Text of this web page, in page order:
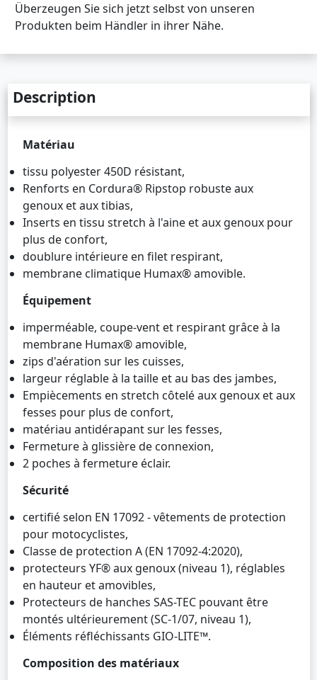
Überzeugen Sie sich jetzt selbst von unseren
Produkten beim Händler in ihrer Nähe.
Description
Matériau
tissu polyester 450D résistant,
Renforts en Cordura® Ripstop robuste aux
genoux et aux tibias,
Inserts en tissu stretch à l'aine et aux genoux pour
plus de confort,
doublure intérieure en filet respirant,
membrane climatique Humax® amovible.
Équipement
imperméable, coupe-vent et respirant grâce à la
membrane Humax® amovible,
zips d'aération sur les cuisses,
largeur réglable à la taille et au bas des jambes,
Empiècements en stretch côtelé aux genoux et aux
fesses pour plus de confort,
matériau antidérapant sur les fesses,
Fermeture à glissière de connexion,
2 poches à fermeture éclair.
Sécurité
certifié selon EN 17092 - vêtements de protection
pour motocyclistes,
Classe de protection A (EN 17092-4:2020),
protecteurs YF® aux genoux (niveau 1), réglables
en hauteur et amovibles,
Protecteurs de hanches SAS-TEC pouvant être
montés ultérieurement (SC-1/07, niveau 1),
Éléments réfléchissants GIO-LITE™.
Composition des matériaux